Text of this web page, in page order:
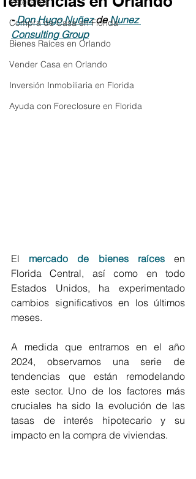
Compra de Casa en Florida
Bienes Raíces en Orlando
Vender Casa en Orlando
Inversión Inmobiliaria en Florida
Ayuda con Foreclosure en Florida
- Don Hugo Nuñez de Nunez
Consulting Group
El mercado de bienes raíces en
Florida Central, así como en todo
Estados Unidos, ha experimentado
cambios significativos en los últimos
meses.
A medida que entramos en el año
2024, observamos una serie de
tendencias que están remodelando
este sector. Uno de los factores más
cruciales ha sido la evolución de las
tasas de interés hipotecario y su
impacto en la compra de viviendas.